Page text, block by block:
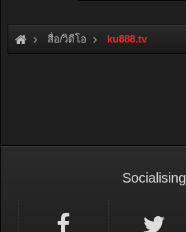
สื่อ/วิดีโอ ku888.tv
Socialising